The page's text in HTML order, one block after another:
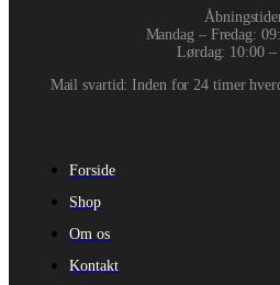
Mandag – Fredag:
Lørdag: 10:00 –
Mail svartid: Inden for 24 timer
Forside
Shop
Om os
Kontakt